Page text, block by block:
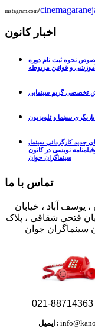
instagram.com/
اخبار کانون
نحوه ثبت نام دوره
و قوانین مربوطه
تخصصی گریم سینمایی
سینما و تلویزیون
جدید کارگردانی سینما,
نویسی در کانون
سینماگران جوان
تماس با ما
، یوسف آباد ، خیابان
فتحی شقاقی ، پلاک
سینماگران جوان
88714363-021
ایمیل: